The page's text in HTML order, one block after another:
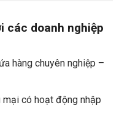
các doanh nghiệp
hàng chuyên nghiệp –
mại có hoạt động nhập